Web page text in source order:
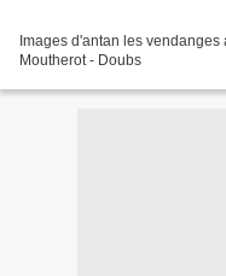
Images d'antan les
Moutherot - Doubs